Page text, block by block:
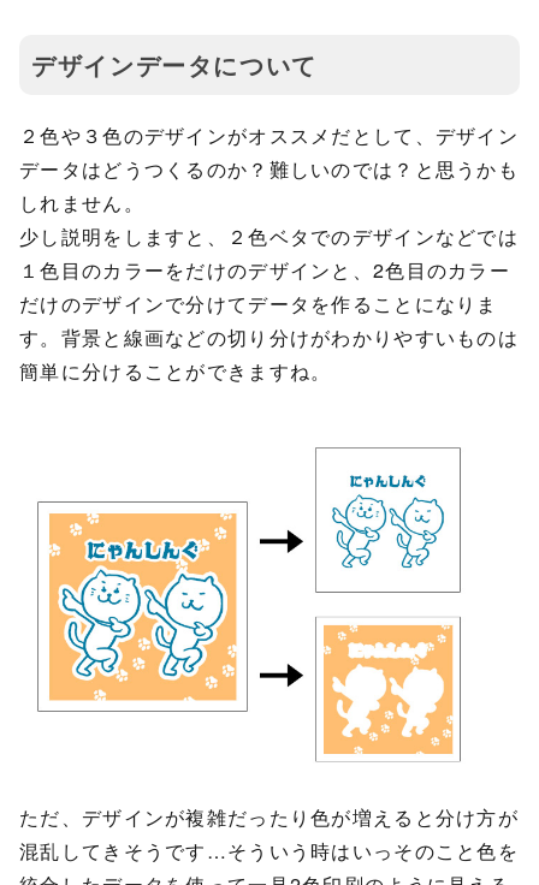
デザインデータについて
２色や３色のデザインがオススメだとして、デザイン
データはどうつくるのか？難しいのでは？と思うかも
しれません。
少し説明をしますと、２色ベタでのデザインなどでは
１色目のカラーをだけのデザインと、2色目のカラー
だけのデザインで分けてデータを作ることになりま
す。背景と線画などの切り分けがわかりやすいものは
簡単に分けることができますね。
ただ、デザインが複雑だったり色が増えると分け方が
混乱してきそうです…そういう時はいっそのこと色を